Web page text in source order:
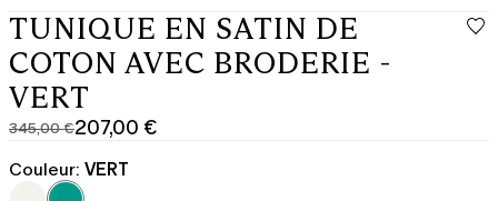
TUNIQUE EN SATIN DE
COTON AVEC BRODERIE -
VERT
345,00 €
Prix
original
345,00
207,00 €
Prix
actuel
207,00
Couleur: VERT